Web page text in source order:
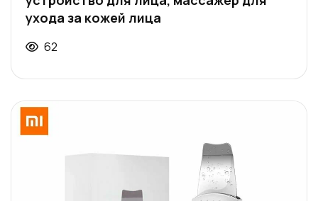
ухода за кожей лица
62